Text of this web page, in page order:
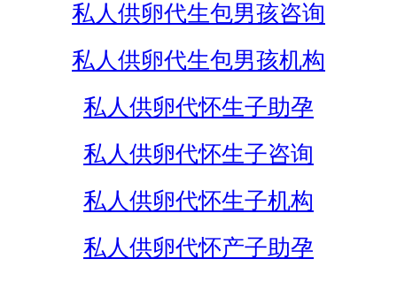
私人供卵代生包男孩咨询
私人供卵代生包男孩机构
私人供卵代怀生子助孕
私人供卵代怀生子咨询
私人供卵代怀生子机构
私人供卵代怀产子助孕